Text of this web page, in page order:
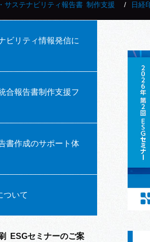
サステナビリティ報告書 制作支援 日経
ビリティ情報発信に
合報告書制作支援フ
書作成のサポート体
ついて
ESGセミナーのご案